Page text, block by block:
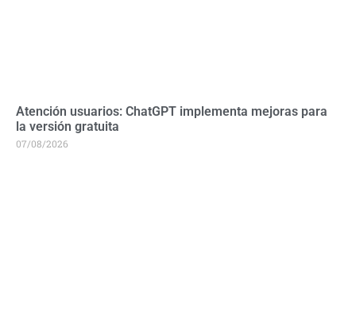
Atención usuarios: ChatGPT implementa mejoras para
la versión gratuita
07/08/2026